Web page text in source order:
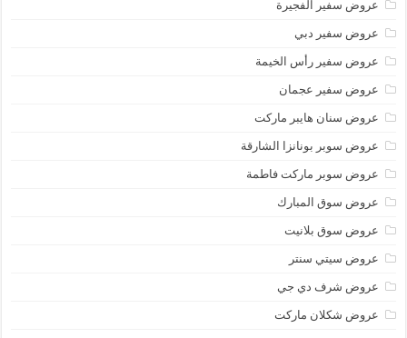
عروض سفير الفجيرة
عروض سفير دبي
عروض سفير رأس الخيمة
عروض سفير عجمان
عروض سنان هايبر ماركت
عروض سوبر بونانزا الشارقة
عروض سوبر ماركت فاطمة
عروض سوق المبارك
عروض سوق بلانيت
عروض سيتي سنتر
عروض شرف دي جي
عروض شكلان ماركت